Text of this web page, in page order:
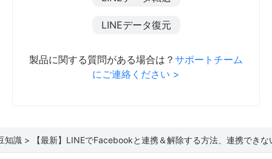
LINEデータ復元
製品に関する質問がある場合は？ サポートチーム
にご連絡ください >
知識 > 【最新】LINEでFacebookと連携＆解除する方法、連携でき